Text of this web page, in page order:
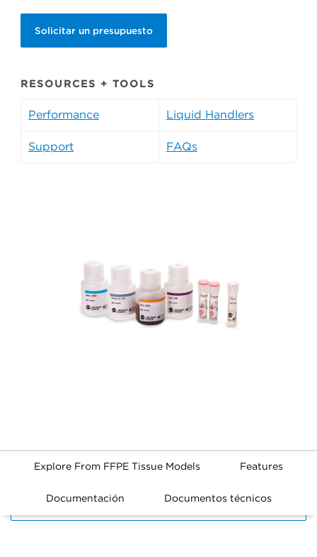
Solicitar un presupuesto
RESOURCES + TOOLS
Performance Liquid Handlers
Support FAQs
Explore From FFPE Tissue Models Features
Documentación Documentos técnicos